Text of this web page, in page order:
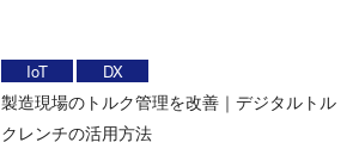
IoT DX
製造現場のトルク管理を改善｜デジタルトル
クレンチの活用方法